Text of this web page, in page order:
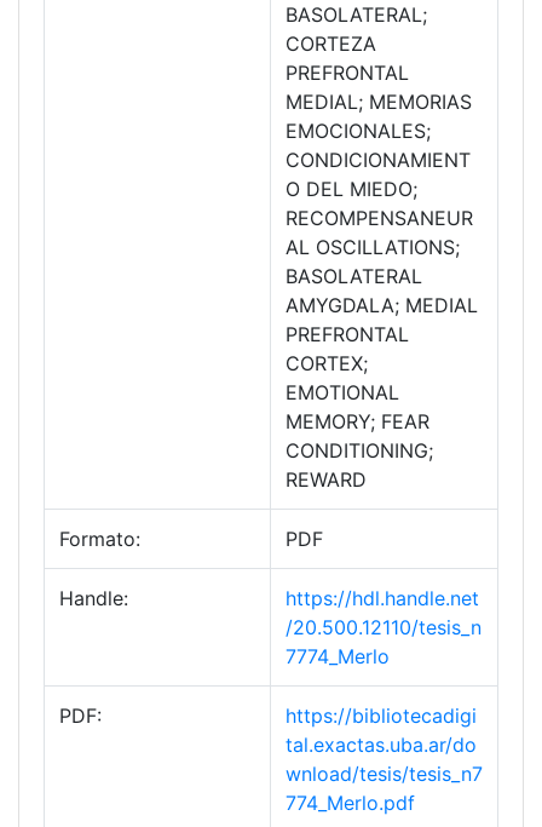
BASOLATERAL;
CORTEZA
PREFRONTAL
MEDIAL; MEMORIAS
EMOCIONALES;
CONDICIONAMIENT
O DEL MIEDO;
RECOMPENSANEUR
AL OSCILLATIONS;
BASOLATERAL
AMYGDALA; MEDIAL
PREFRONTAL
CORTEX;
EMOTIONAL
MEMORY; FEAR
CONDITIONING;
REWARD
Formato: PDF
Handle:
https://hdl.handle.net
/20.500.12110/tesis_n
7774_Merlo
PDF:
https://bibliotecadigi
tal.exactas.uba.ar/do
wnload/tesis/tesis_n7
774_Merlo.pdf